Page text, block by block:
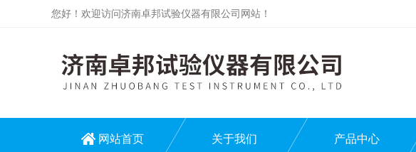
您好！欢迎访问济南卓邦试验仪器有限公司网站！
网站首页 关于我们 产品中心